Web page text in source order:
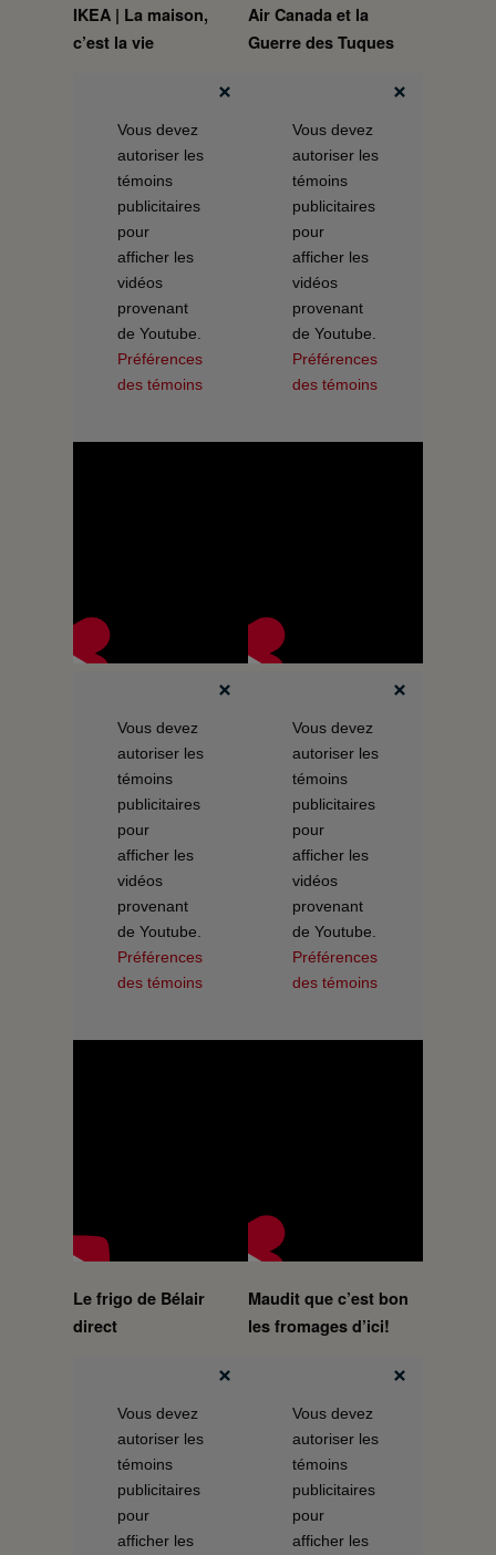
IKEA | La maison,
c’est la vie
Vous devez
autoriser les
témoins
publicitaires
pour
afficher les
vidéos
provenant
de Youtube.
Préférences
des témoins
Vous devez
autoriser les
témoins
publicitaires
pour
afficher les
vidéos
provenant
de Youtube.
Préférences
des témoins
Air Canada et la
Guerre des Tuques
Vous devez
autoriser les
témoins
publicitaires
pour
afficher les
vidéos
provenant
de Youtube.
Préférences
des témoins
Vous devez
autoriser les
témoins
publicitaires
pour
afficher les
vidéos
provenant
de Youtube.
Préférences
des témoins
Le frigo de Bélair
direct
Vous devez
autoriser les
témoins
publicitaires
pour
afficher les
Maudit que c’est bon
les fromages d’ici!
Vous devez
autoriser les
témoins
publicitaires
pour
afficher les